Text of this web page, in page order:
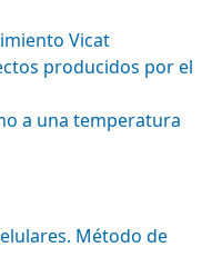
Vicat
producidos por el
a una temperatura
Método de